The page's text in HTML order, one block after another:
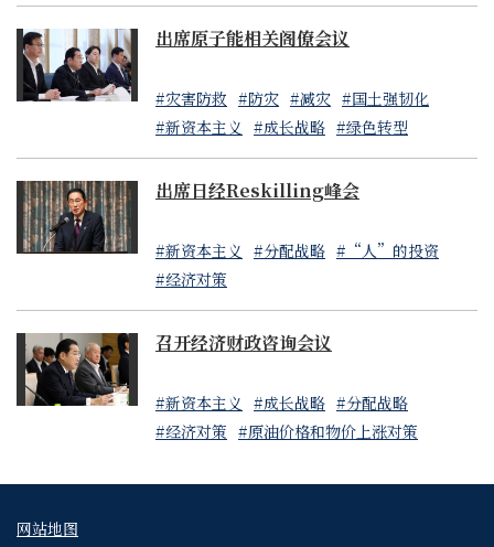
出席原子能相关阁僚会议
#灾害防救 #防灾 #减灾 #国土强韧化
#新资本主义 #成长战略 #绿色转型
出席日经Reskilling峰会
#新资本主义 #分配战略 #“人”的投资
#经济对策
召开经济财政咨询会议
#新资本主义 #成长战略 #分配战略
#经济对策 #原油价格和物价上涨对策
网站地图